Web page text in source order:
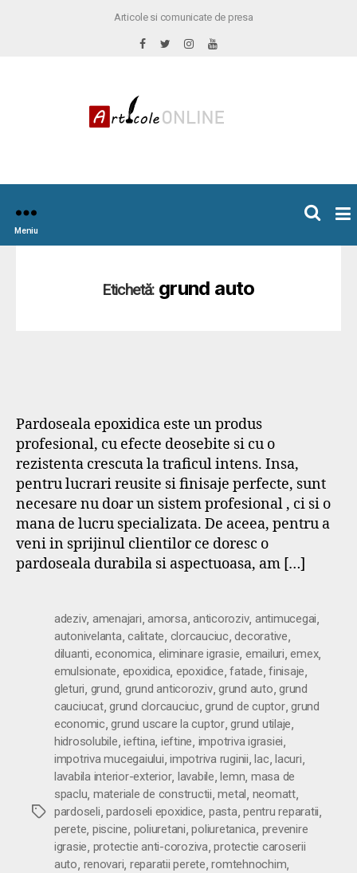
Articole si comunicate de presa
Meniu
Etichetă: grund auto
Pardoseala epoxidica este un produs
profesional, cu efecte deosebite si cu o
rezistenta crescuta la traficul intens. Insa,
pentru lucrari reusite si finisaje perfecte, sunt
necesare nu doar un sistem profesional , ci si o
mana de lucru specializata. De aceea, pentru a
veni in sprijinul clientilor ce doresc o
pardoseala durabila si aspectuoasa, am […]
Etichete
adeziv, amenajari,amorsa,anticoroziv, antimucegai,
autonivelanta,calitate, clorcauciuc,decorative,
diluanti,economica, eliminare igrasie, emailuri,emex,
emulsionate, epoxidica, epoxidice,fatade,finisaje,
gleturi, grund, grund anticoroziv,grund auto,grund
cauciucat,grund clorcauciuc,grund de cuptor,grund
economic,grund uscare la cuptor,grund utilaje,
hidrosolubile,ieftina, ieftine, impotriva igrasiei,
impotriva mucegaiului,impotriva ruginii,lac,lacuri,
lavabila interior-exterior, lavabile,lemn, masa de
spaclu, materiale de constructii,metal, neomatt,
pardoseli,pardoseli epoxidice, pasta,pentru reparatii,
perete, piscine, poliuretani,poliuretanica, prevenire
igrasie, protectie anti-coroziva,protectie caroserii
auto, renovari, reparatii perete,romtehnochim,